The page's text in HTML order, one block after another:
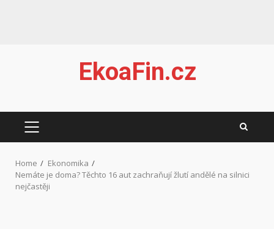
EkoaFin.cz
PRIMARY
Home
Ekonomika
Nemáte je doma? Těchto 16 aut zachraňují žlutí andělé na silnici
nejčastěji